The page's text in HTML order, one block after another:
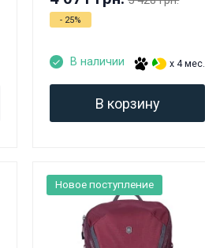
- 25%
В наличии x 4 мес.
В корзину
Новое поступление